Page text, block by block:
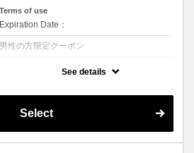
Terms of use
Expiration Date：
男性の方限定クーポン
眉毛のお手入れもついてるのですっきり爽や
かな印象になります！！
See details
Select